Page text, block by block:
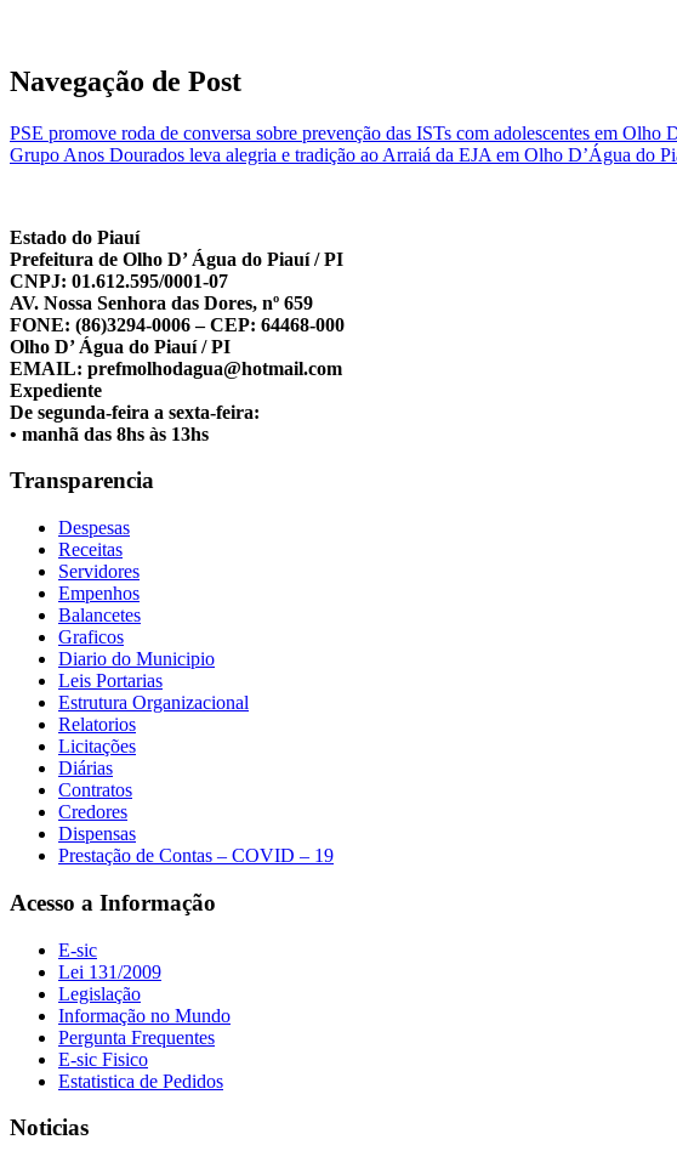
Navegação de Post
PSE promove roda de conversa sobre prevenção das ISTs com adolescentes em Olho
Grupo Anos Dourados leva alegria e tradição ao Arraiá da EJA em Olho D’Água do
Estado do Piauí
Prefeitura de Olho D’ Água do Piauí / PI
CNPJ: 01.612.595/0001-07
AV. Nossa Senhora das Dores, nº 659
FONE: (86)3294-0006 – CEP: 64468-000
Olho D’ Água do Piauí / PI
EMAIL: prefmolhodagua@hotmail.com
Expediente
De segunda-feira a sexta-feira:
• manhã das 8hs às 13hs
Transparencia
Despesas
Receitas
Servidores
Empenhos
Balancetes
Graficos
Diario do Municipio
Leis Portarias
Estrutura Organizacional
Relatorios
Licitações
Diárias
Contratos
Credores
Dispensas
Prestação de Contas – COVID – 19
Acesso a Informação
E-sic
Lei 131/2009
Legislação
Informação no Mundo
Pergunta Frequentes
E-sic Fisico
Estatistica de Pedidos
Noticias